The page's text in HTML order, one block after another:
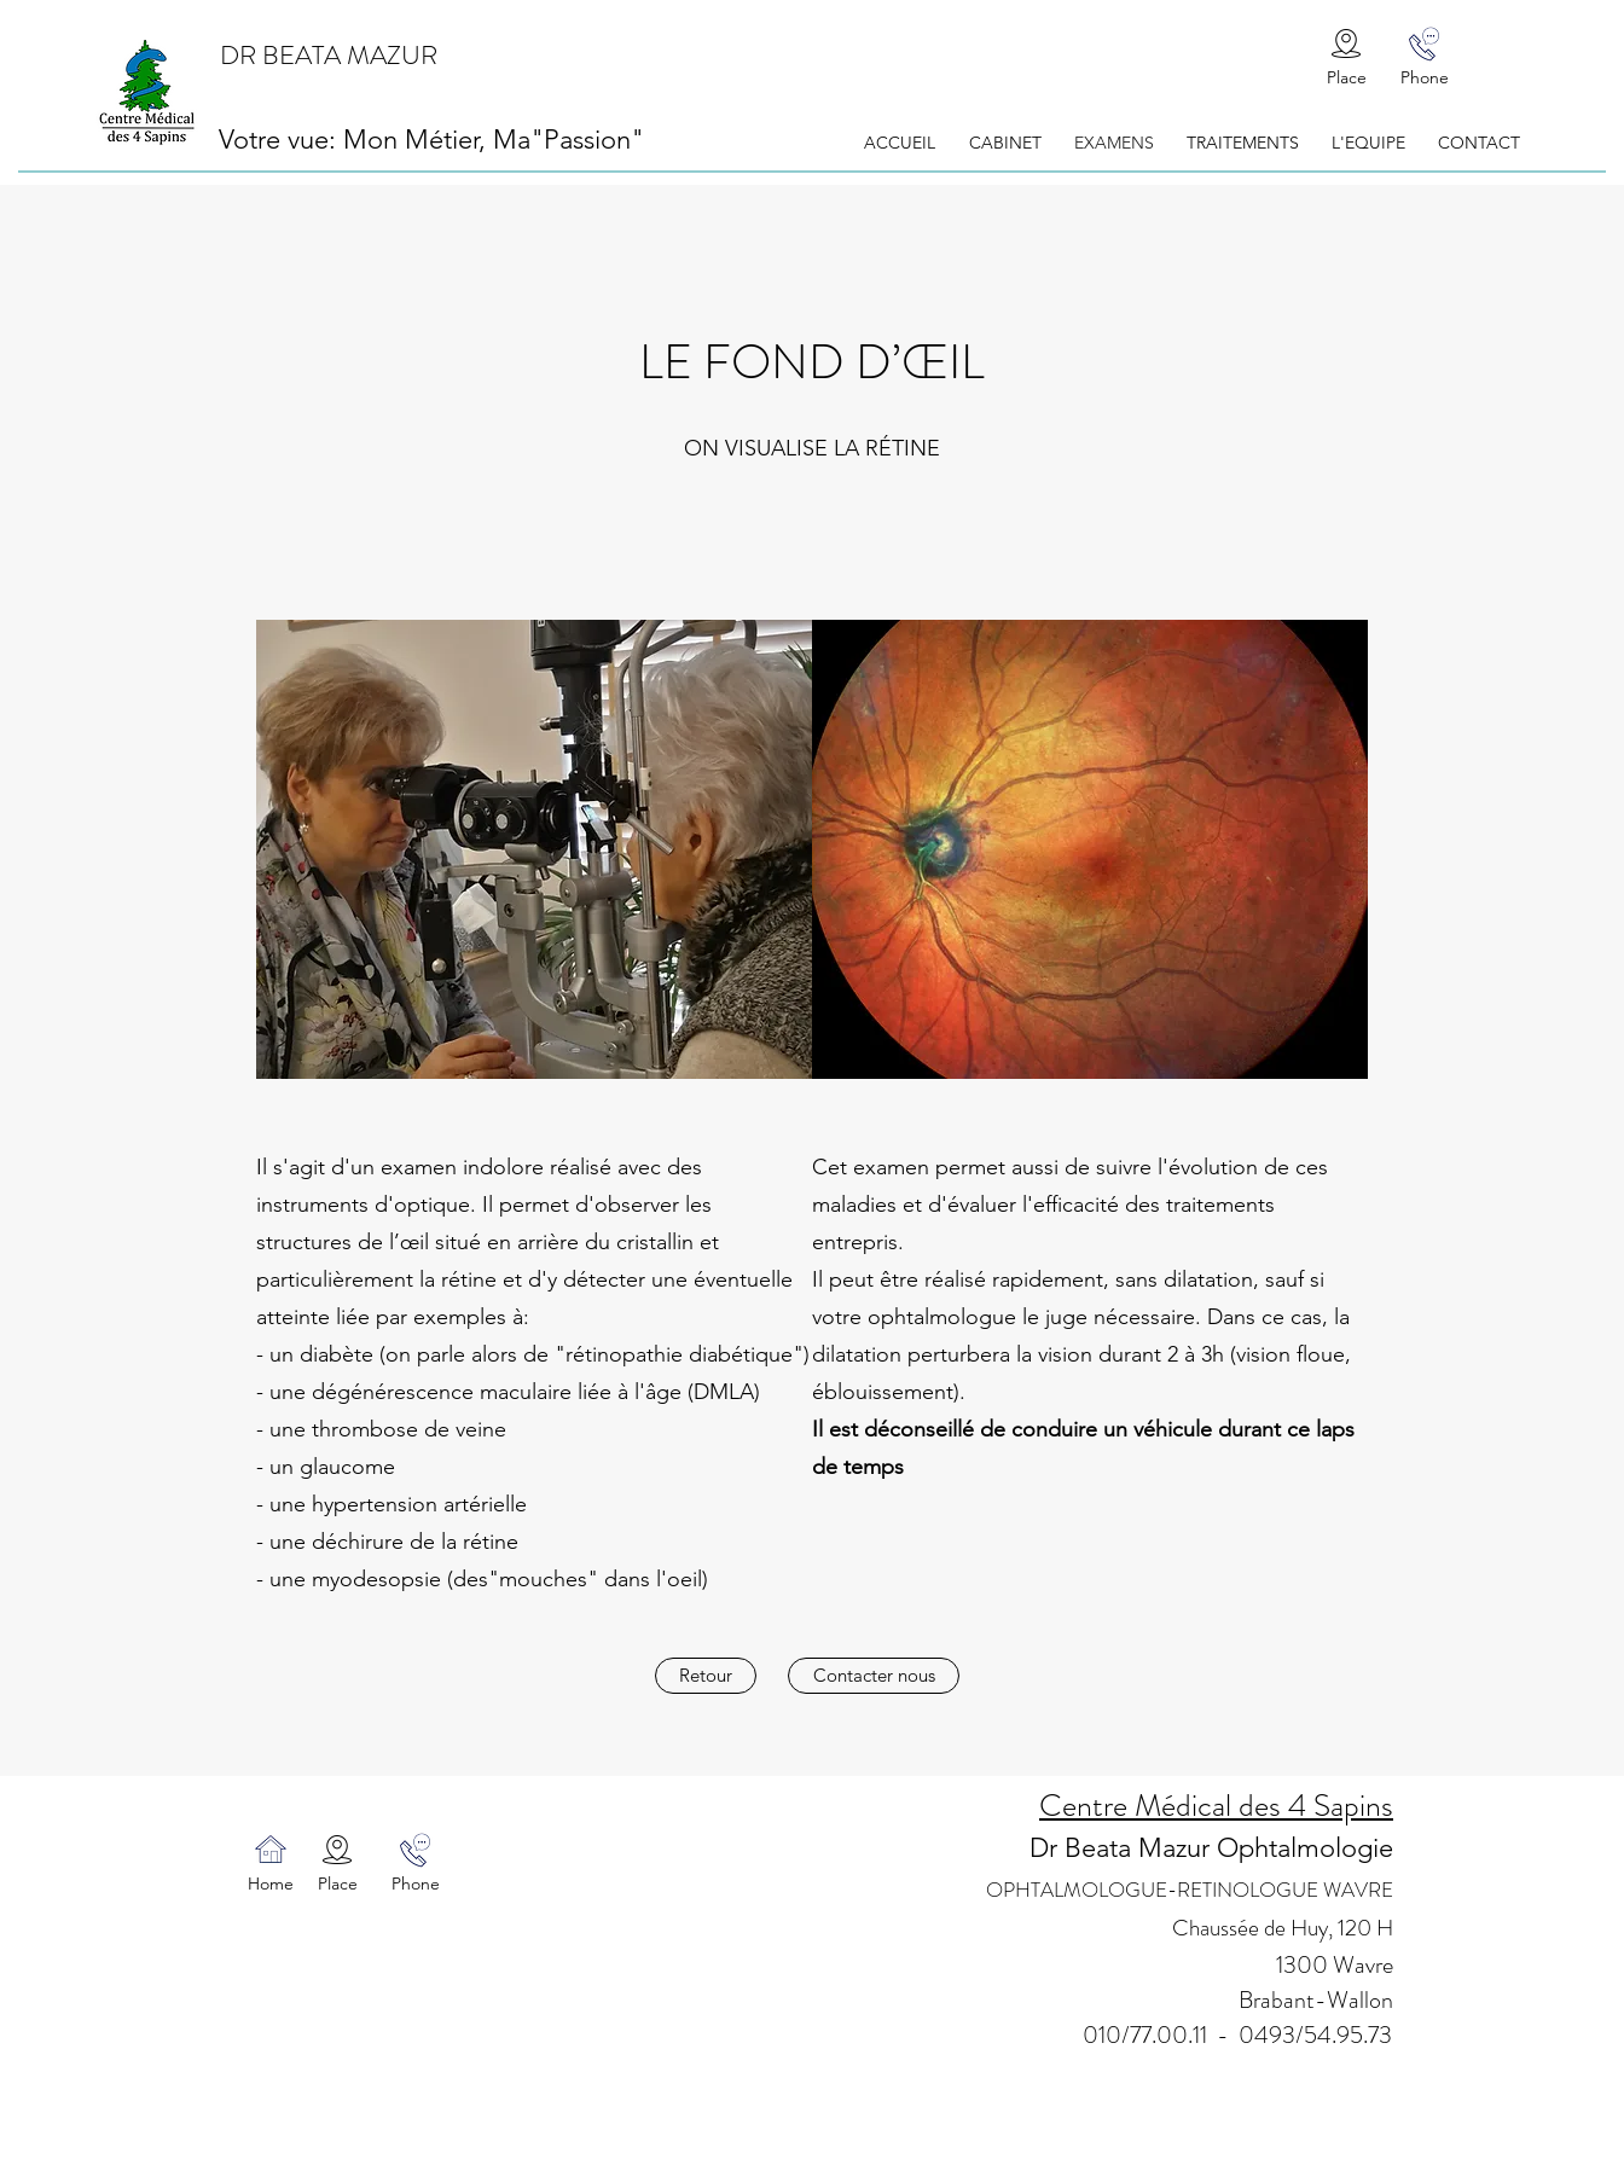
DR BEATA MAZUR
Votre vue: Mon Métier, Ma"Passion"
Place Phone
ACCUEIL CABINET EXAMENS TRAITEMENTS L'EQUIPE CONTACT
LE FOND D’ŒIL
ON VISUALISE LA RÉTINE
Il s'agit d'un examen indolore réalisé avec des
instruments d'optique. Il permet d'observer les
structures de l’œil situé en arrière du cristallin et
particulièrement la rétine et d'y détecter une éventuelle
atteinte liée par exemples à:
- un diabète (on parle alors de "rétinopathie diabétique")
- une dégénérescence maculaire liée à l'âge (DMLA)
- une thrombose de veine
- un glaucome
- une hypertension artérielle
- une déchirure de la rétine
- une myodesopsie (des"mouches" dans l'oeil)
Cet examen permet aussi de suivre l'évolution de ces
maladies et d'évaluer l'efficacité des traitements
entrepris.
Il peut être réalisé rapidement, sans dilatation, sauf si
votre ophtalmologue le juge nécessaire. Dans ce cas, la
dilatation perturbera la vision durant 2 à 3h (vision floue,
éblouissement).
Il est déconseillé de conduire un véhicule durant ce laps
de temps
Retour Contacter nous
Centre Médical des 4 Sapins
Place
Home Phone
Dr Beata Mazur Ophtalmologie
OPHTALMOLOGUE-RETINOLOGUE WAVRE
Chaussée de Huy, 120 H
1300 Wavre
Brabant-Wallon
010/77.00.11 - 0493/54.95.73